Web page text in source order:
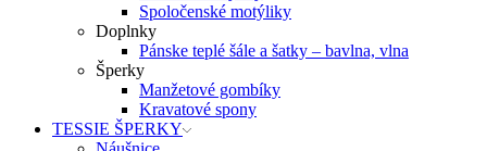
Spoločenské motýliky
Doplnky
Pánske teplé šále a šatky – bavlna, vlna
Šperky
Manžetové gombíky
Kravatové spony
TESSIE ŠPERKY